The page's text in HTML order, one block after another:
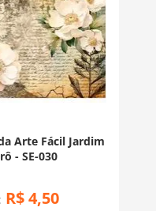
Arte Fácil Jardim
- SE-030
R$ 4,50